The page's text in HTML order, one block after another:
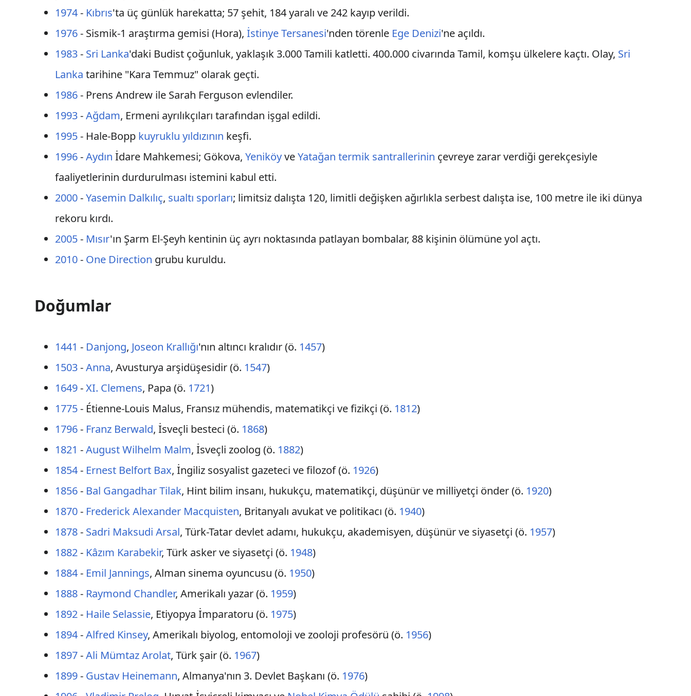
1974- Kıbrıs'ta üç günlük harekatta; 57 şehit, 184 yaralı ve 242 kayıp verildi.
1976- Sismik-1 araştırma gemisi (Hora),İstinye Tersanesi'nden törenle Ege Denizi'ne açıldı.
1983- Sri Lanka'daki Budist çoğunluk, yaklaşık 3.000 Tamili katletti. 400.000 civarında Tamil, komşu ülkelere kaçtı. Olay, Sri
Lanka tarihine "Kara Temmuz" olarak geçti.
1986- Prens Andrew ile Sarah Ferguson evlendiler.
1993-Ağdam, Ermeni ayrılıkçıları tarafından işgal edildi.
1995- Hale-Bopp kuyruklu yıldızının keşfi.
1996-Aydın İdare Mahkemesi; Gökova,YeniköyveYatağan termik santrallerinin çevreye zarar verdiği gerekçesiyle
faaliyetlerinin durdurulması istemini kabul etti.
2000-Yasemin Dalkılıç, sualtı sporları; limitsiz dalışta 120, limitli değişken ağırlıkla serbest dalışta ise, 100 metre ile iki dünya
rekoru kırdı.
2005- Mısır'ın Şarm El-Şeyh kentinin üç ayrı noktasında patlayan bombalar, 88 kişinin ölümüne yol açtı.
2010- One Direction grubu kuruldu.
Doğumlar
1441 - Danjong, Joseon Krallığı'nın altıncı kralıdır (ö. 1457)
1503-Anna, Avusturya arşidüşesidir (ö. 1547)
1649-XI. Clemens, Papa (ö. 1721)
1775- Étienne-Louis Malus, Fransız mühendis, matematikçi ve fizikçi (ö. 1812)
1796- Franz Berwald, İsveçli besteci (ö. 1868)
1821 -August Wilhelm Malm, İsveçli zoolog (ö. 1882)
1854- Ernest Belfort Bax, İngiliz sosyalist gazeteci ve filozof (ö. 1926)
1856- Bal Gangadhar Tilak, Hint bilim insanı, hukukçu, matematikçi, düşünür ve milliyetçi önder (ö. 1920)
1870- Frederick Alexander Macquisten, Britanyalı avukat ve politikacı (ö. 1940)
1878- Sadri Maksudi Arsal, Türk-Tatar devlet adamı, hukukçu, akademisyen, düşünür ve siyasetçi (ö. 1957)
1882- Kâzım Karabekir, Türk asker ve siyasetçi (ö. 1948)
1884- Emil Jannings, Alman sinema oyuncusu (ö. 1950)
1888- Raymond Chandler, Amerikalı yazar (ö. 1959)
1892- Haile Selassie, Etiyopya İmparatoru (ö. 1975)
1894-Alfred Kinsey, Amerikalı biyolog, entomoloji ve zooloji profesörü (ö. 1956)
1897-Ali Mümtaz Arolat, Türk şair (ö. 1967)
1899- Gustav Heinemann, Almanya'nın 3. Devlet Başkanı (ö. 1976)